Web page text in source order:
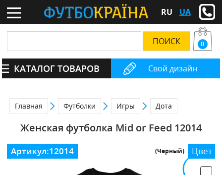
RU UA
Свой дизайн
0
КАТАЛОГ ТОВАРОВ
Главная Футболки Игры Дота
Женская футболка Mid or Feed 12014
Цвет
(Черный)
Артикул:12014